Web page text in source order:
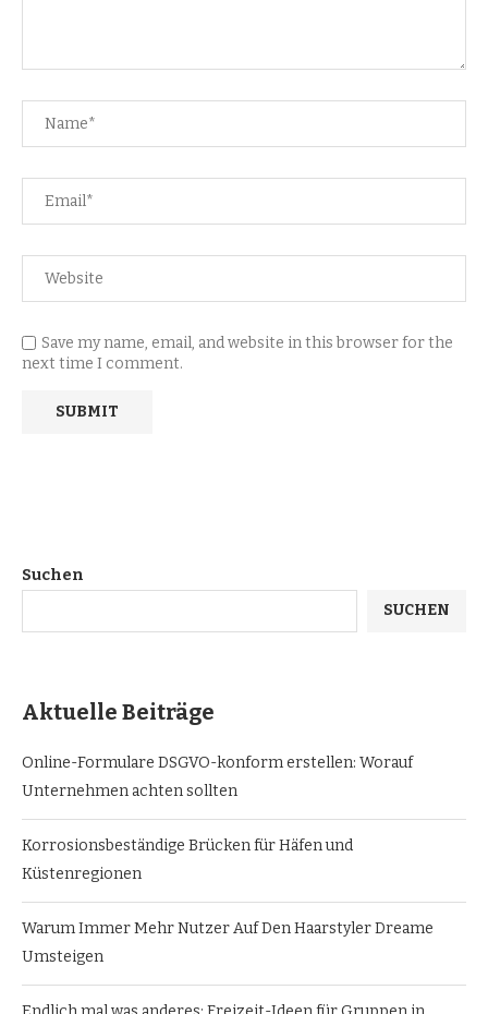
Save my name, email, and website in this browser for the
next time I comment.
Suchen
SUCHEN
Aktuelle Beiträge
Online-Formulare DSGVO-konform erstellen: Worauf
Unternehmen achten sollten
Korrosionsbeständige Brücken für Häfen und
Küstenregionen
Warum Immer Mehr Nutzer Auf Den Haarstyler Dreame
Umsteigen